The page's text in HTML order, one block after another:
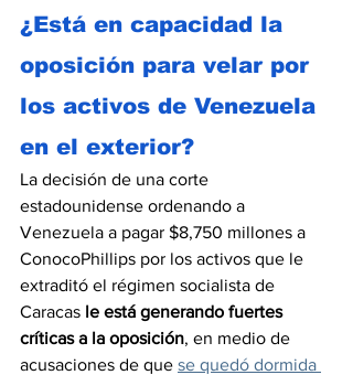
¿Está en capacidad la
oposición para velar por
los activos de Venezuela
en el exterior?
La decisión de una corte
estadounidense ordenando a
Venezuela a pagar $8,750 millones a
ConocoPhillips por los activos que le
extraditó el régimen socialista de
Caracas le está generando fuertes
críticas a la oposición, en medio de
acusaciones de que se quedó dormida